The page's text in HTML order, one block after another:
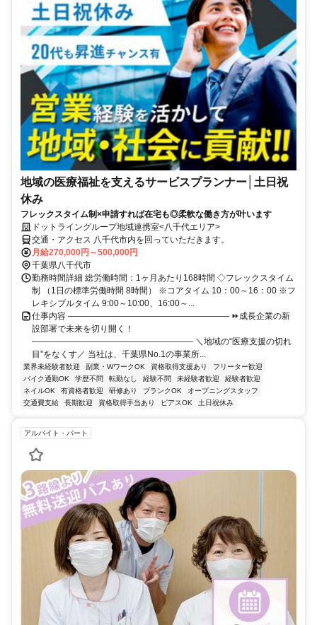
地域の医療福祉を支えるサービスプランナー│土日祝
休み
フレックスタイム制×申請すれば在宅も◎柔軟な働き方が叶います
ドットライングループ地域連携室<八千代エリア>
交通・アクセス 八千代市内を回っていただきます。
月給270,000円～500,000円
千葉県八千代市
勤務時間詳細 総労働時間：1ヶ月あたり168時間 ◇フレックスタイム
制 （1日の標準労働時間 8時間） ※コアタイム 10：00～16：00 ※フ
レキシブルタイム 9:00～10:00、16:00～...
仕事内容 ――――――――――――――――――― ⏩成長企業の新
設部署で未来を切り開く！
――――――――――――――――――― ＼地域の“医療支援の切れ
目”をなくす／ 当社は、千葉県No.1の事業所...
業界未経験者歓迎 副業・WワークOK 資格取得支援あり
フリーター歓迎
バイク通勤OK
学歴不問 転勤なし 経験不問 未経験者歓迎
経験者歓迎
ネイルOK
有資格者歓迎 研修あり ブランクOK
オープニングスタッフ
交通費支給
長期歓迎 資格取得手当あり ピアスOK 土日祝休み
アルバイト・パート